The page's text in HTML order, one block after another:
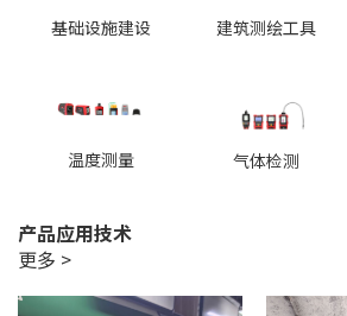
基础设施建设 建筑测绘工具
温度测量 气体检测
产品应用技术
更多 >